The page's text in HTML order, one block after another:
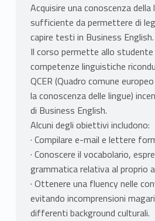
Acquisire una conoscenza della
sufficiente da permettere di
capire testi in Business English.
Il corso permette allo studente
competenze linguistiche
QCER (Quadro comune
la conoscenza delle lingue)
di Business English.
Alcuni degli obiettivi includono:
· Compilare e-mail e lettere
· Conoscere il vocabolario,
grammatica relativa al proprio
· Ottenere una fluency nelle
evitando incomprensioni
differenti background culturali.